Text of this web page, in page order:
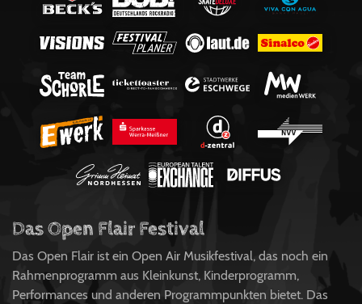
Das Open Flair Festival
Das Open Flair ist ein Open Air Musikfestival, das noch ein
Rahmenprogramm aus Kleinkunst, Kinderprogramm,
Performances und anderen Programmpunkten bietet. Das